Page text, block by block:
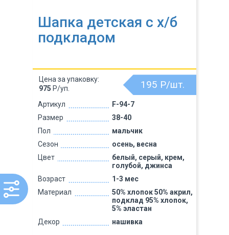
Шапка детская с х/б
подкладом
Артикул
F-94-7
Размер
38-40
Пол
мальчик
Сезон
осень, весна
Цвет
белый, серый, крем,
голубой, джинса
Возраст
1-3 мес
Материал
50% хлопок 50% акрил,
подклад 95% хлопок,
5% эластан
Декор
нашивка
195 Р/шт.
Цена за упаковку:
975 Р/уп.